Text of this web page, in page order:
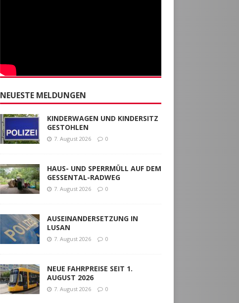
NEUESTE MELDUNGEN
KINDERWAGEN UND KINDERSITZ
GESTOHLEN
7. August 2026 0
HAUS- UND SPERRMÜLL AUF DEM
GESSENTAL-RADWEG
7. August 2026 0
AUSEINANDERSETZUNG IN
LUSAN
7. August 2026 0
NEUE FAHRPREISE SEIT 1.
AUGUST 2026
7. August 2026 0